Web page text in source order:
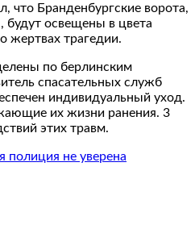
что Бранденбургские ворота,
освещены в цвета
жертвах трагедии.
по берлинским
спасательных служб
индивидуальный уход.
их жизни ранения. 3
этих травм.
полиция не уверена